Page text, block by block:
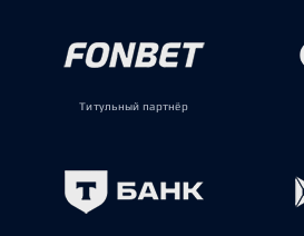
Титульный партнёр